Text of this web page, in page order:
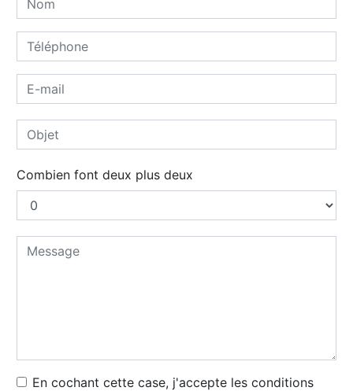
Combien font deux plus deux
En cochant cette case, j'accepte les conditions